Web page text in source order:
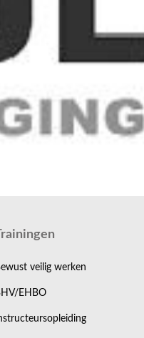
veilig werken
EHBO